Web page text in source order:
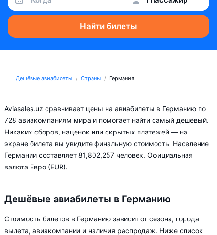
Найти билеты
Дешёвые авиабилеты Страны Германия
Aviasales.uz сравнивает цены на авиабилеты в Германию по
728 авиакомпаниям мира и помогает найти самый дешёвый.
Никаких сборов, наценок или скрытых платежей — на
экране билета вы увидите финальную стоимость. Население
Германии составляет 81,802,257 человек. Официальная
валюта Евро (EUR).
Дешёвые авиабилеты в Германию
Стоимость билетов в Германию зависит от сезона, города
вылета, авиакомпании и наличия распродаж. Ниже список